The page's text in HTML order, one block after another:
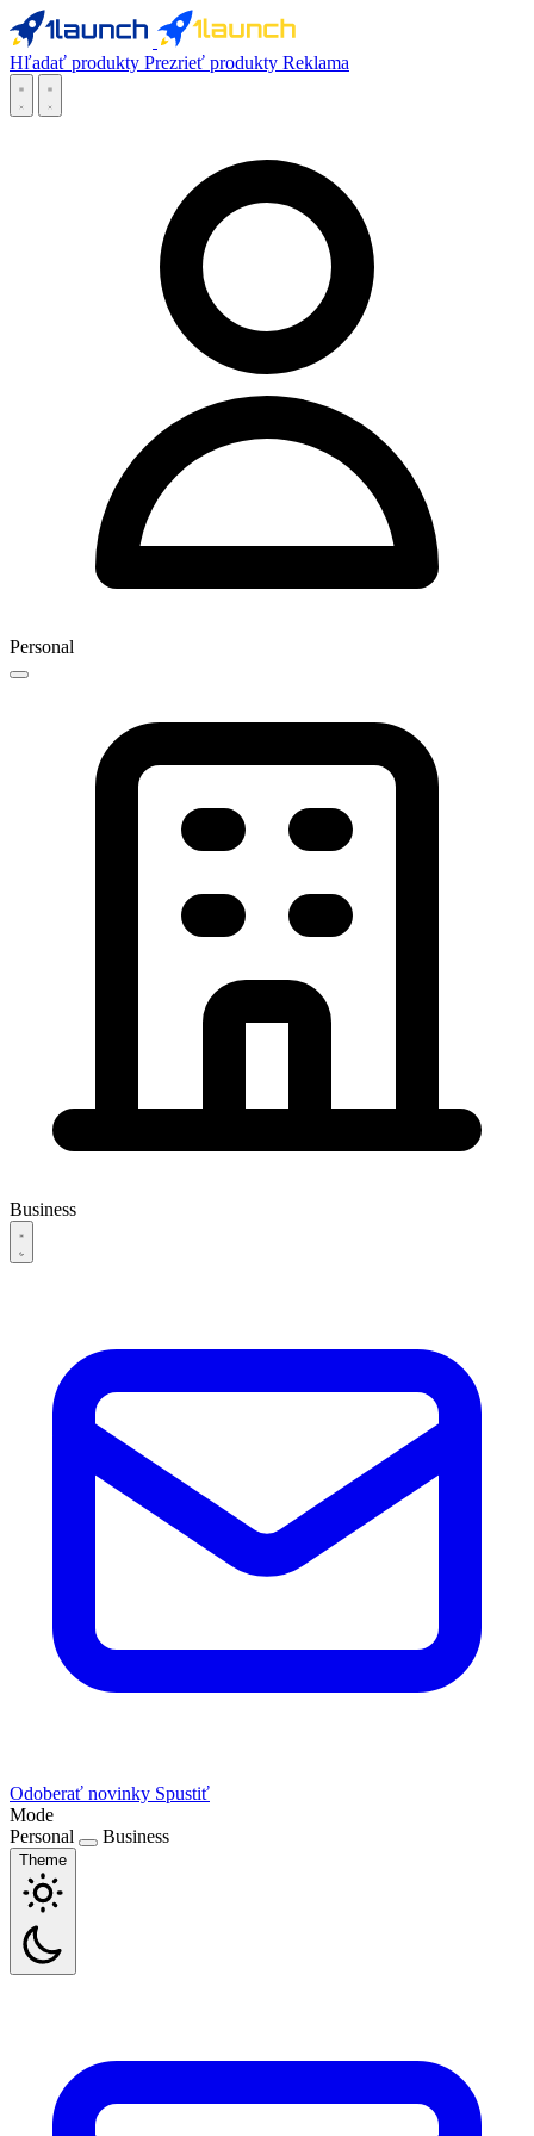
Hľadať produkty Prezrieť produkty Reklama
Personal
Business
Odoberať novinky Spustiť
Mode
Personal
Business
Theme